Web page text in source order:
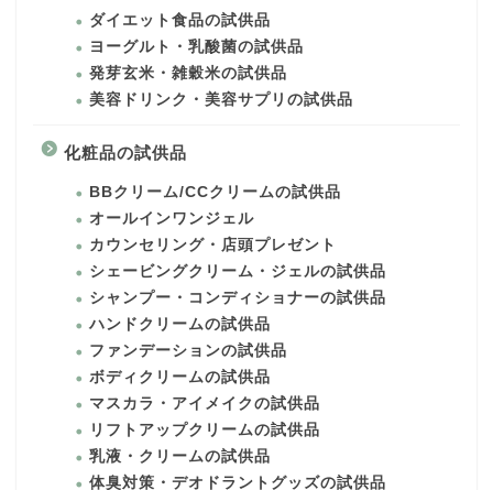
ダイエット食品の試供品
ヨーグルト・乳酸菌の試供品
発芽玄米・雑穀米の試供品
美容ドリンク・美容サプリの試供品
化粧品の試供品
BBクリーム/CCクリームの試供品
オールインワンジェル
カウンセリング・店頭プレゼント
シェービングクリーム・ジェルの試供品
シャンプー・コンディショナーの試供品
ハンドクリームの試供品
ファンデーションの試供品
ボディクリームの試供品
マスカラ・アイメイクの試供品
リフトアップクリームの試供品
乳液・クリームの試供品
体臭対策・デオドラントグッズの試供品